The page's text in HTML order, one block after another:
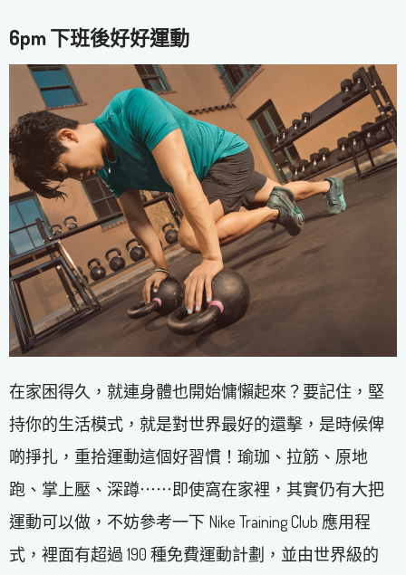
6pm下班後好好運動
在家困得久，就連身體也開始慵懶起來？要記住，堅
持你的生活模式，就是對世界最好的還擊，是時候俾
啲掙扎，重拾運動這個好習慣！瑜珈、拉筋、原地
跑、掌上壓、深蹲⋯⋯即使窩在家裡，其實仍有大把
運動可以做，不妨參考一下 Nike Training Club 應用程
式，裡面有超過 190 種免費運動計劃，並由世界級的